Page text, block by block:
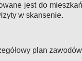
jest do
w skansenie.
plan